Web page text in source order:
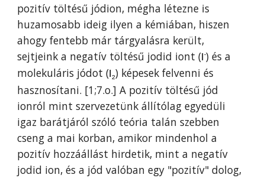
pozitív töltésű jódion, mégha létezne is
huzamosabb ideig ilyen a kémiában, hiszen
ahogy fentebb már tárgyalásra került,
sejtjeink a negatív töltésű jodid iont (I-) és a
molekuláris jódot (I2) képesek felvenni és
hasznosítani. [1;7.o.]A pozitív töltésű jód
ionról mint szervezetünk állítólag egyedüli
igaz barátjáról szóló teória talán szebben
cseng a mai korban, amikor mindenhol a
pozitív hozzáállást hirdetik, mint a negatív
jodid ion,és a jód valóban egy "pozitív" dolog,